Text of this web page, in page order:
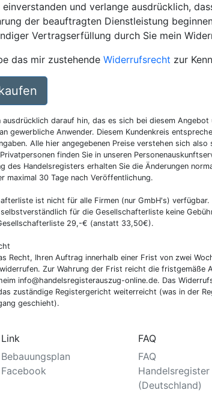
einverstanden und verlange ausdrücklich,
der beauftragten Dienstleistung
Vertragserfüllung durch Sie mein
das mir zustehende Widerrufsrecht zur
ausdrücklich darauf hin, das es sich bei diesem
gewerbliche Anwender. Diesem Kundenkreis
Alle hier angegebenen Preise verstehen sich
finden Sie in unseren
des Handelsregisters erhalten Sie die Änderungen
maximal 30 Tage nach Veröffentlichung.
ist nicht für alle Firmen (nur GmbH's)
für die Gesellschafterliste keine
29,-€ (anstatt 33,50€).
Recht, Ihren Auftrag innerhalb einer Frist von zwei
Zur Wahrung der Frist reicht die fristgemäße
info@handelsregisterauszug-online.de. Das
zuständige Registergericht weiterreicht (was in der
geschieht).
Link
Bebauungsplan
Facebook
FAQ
FAQ
Handelsregister
(Deutschland)